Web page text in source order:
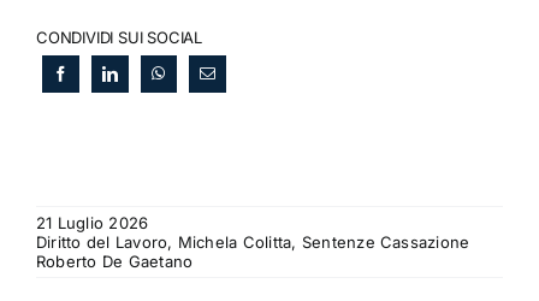
CONDIVIDI SUI SOCIAL
21 Luglio 2026
Diritto del Lavoro, Michela Colitta, Sentenze Cassazione
Roberto De Gaetano